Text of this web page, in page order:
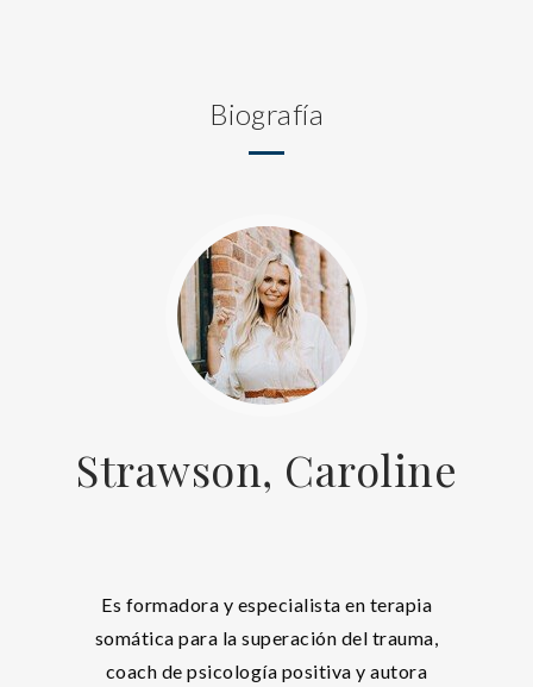
Biografía
Strawson, Caroline
Es formadora y especialista en terapia
somática para la superación del trauma,
coach de psicología positiva y autora